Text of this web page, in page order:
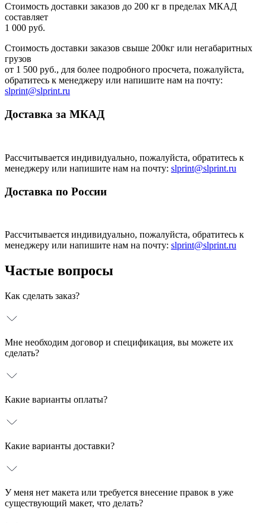
Конверты
Сувенирная продукция
Ежедневники
Плакаты
Блокноты
Конверты
Визитки
Стоимость доставки заказов до 200 кг в пределах МКАД
составляет
1 000 руб.
Стоимость доставки заказов свыше 200кг или негабаритных
грузов
от 1 500 руб., для более подробного просчета, пожалуйста,
обратитесь к менеджеру или напишите нам на почту:
slprint@slprint.ru
Доставка за МКАД
Рассчитывается индивидуально, пожалуйста, обратитесь к
менеджеру или напишите нам на почту: slprint@slprint.ru
Доставка по России
Рассчитывается индивидуально, пожалуйста, обратитесь к
менеджеру или напишите нам на почту: slprint@slprint.ru
Частые вопросы
Как сделать заказ?
Мне необходим договор и спецификация, вы можете их
сделать?
Какие варианты оплаты?
Какие варианты доставки?
У меня нет макета или требуется внесение правок в уже
существующий макет, что делать?